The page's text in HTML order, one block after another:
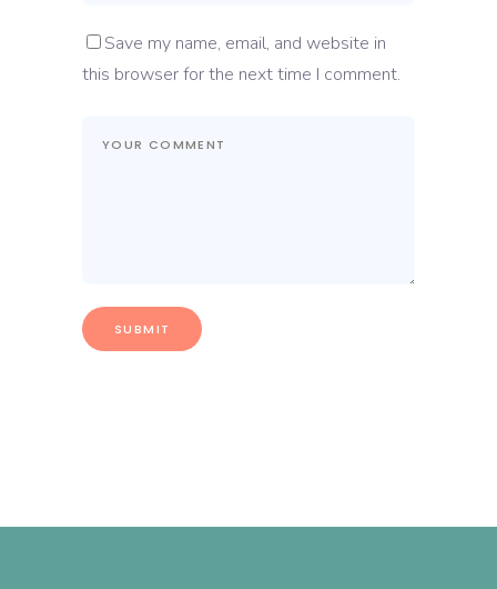
Save my name, email, and website in
this browser for the next time I comment.